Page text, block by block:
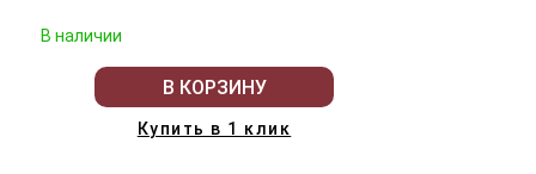
В наличии
В КОРЗИНУ
Купить в 1 клик